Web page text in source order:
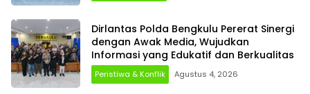
Dirlantas Polda Bengkulu Pererat Sinergi
dengan Awak Media, Wujudkan
Informasi yang Edukatif dan Berkualitas
Peristiwa & Konflik Agustus 4, 2026